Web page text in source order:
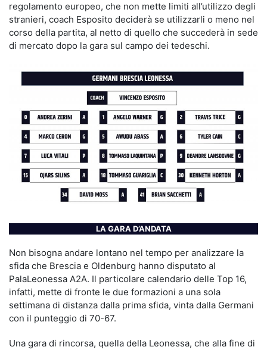
regolamento europeo, che non mette limiti all’utilizzo degli
stranieri, coach Esposito deciderà se utilizzarli o meno nel
corso della partita, al netto di quello che succederà in sede
di mercato dopo la gara sul campo dei tedeschi.
LA GARA D’ANDATA
Non bisogna andare lontano nel tempo per analizzare la
sfida che Brescia e Oldenburg hanno disputato al
PalaLeonessa A2A. Il particolare calendario delle Top 16,
infatti, mette di fronte le due formazioni a una sola
settimana di distanza dalla prima sfida, vinta dalla Germani
con il punteggio di 70-67.
Una gara di rincorsa, quella della Leonessa, che alla fine di